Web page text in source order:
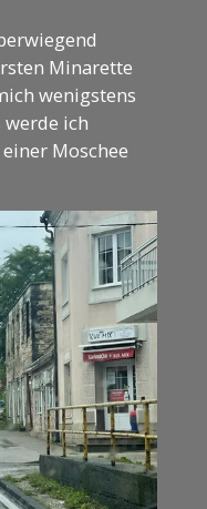
Minarette
wenigstens
ich
Moschee